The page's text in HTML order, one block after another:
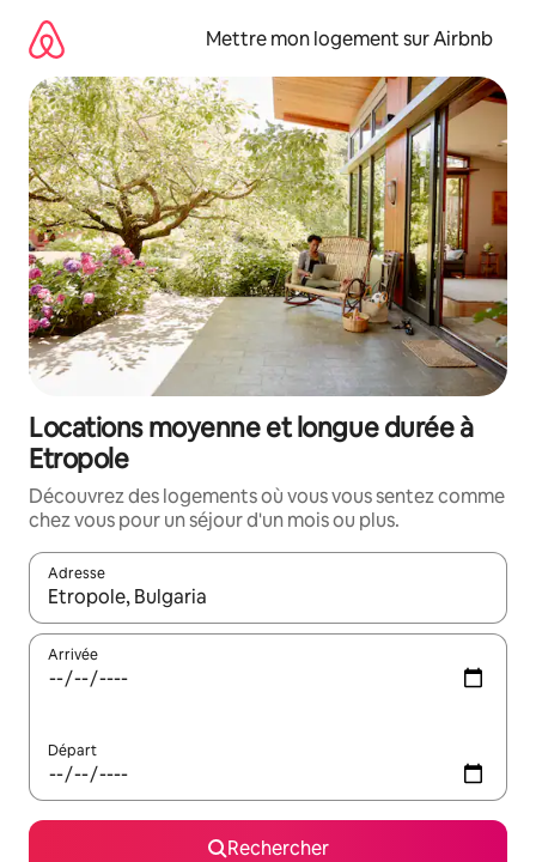
directement
contenu
Mettre mon logement sur Airbnb
Locations moyenne et longue durée à
Etropole
Découvrez des logements où vous vous sentez comme
chez vous pour un séjour d'un mois ou plus.
Adresse
Lorsque les résultats s'affichent, utilisez les flèches vers le
Arrivée
Départ
Rechercher